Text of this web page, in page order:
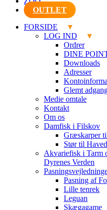
OUTLET
FORSIDE
LOG IND
Ordrer
DINE
Downloads
Adresser
Glemt
Medie omtale
Kontakt
Om os
Damfisk i Filskov
Græskarper
Stør til
Akvariefisk i Tarm
Dyrenes Verden
Pasning af
Lille tenrek
Leguan
Skægagame